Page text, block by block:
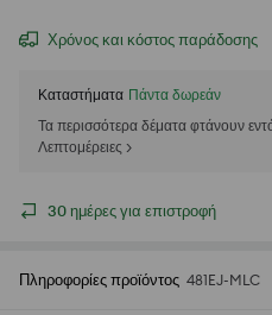
Χρόνος και κόστος παράδοσης
Καταστήματα Πάντα δωρεάν
Τα περισσότερα δέματα φτάνουν
Λεπτομέρειες >
30 ημέρες για επιστροφή
Πληροφορίες προϊόντος 481EJ-MLC